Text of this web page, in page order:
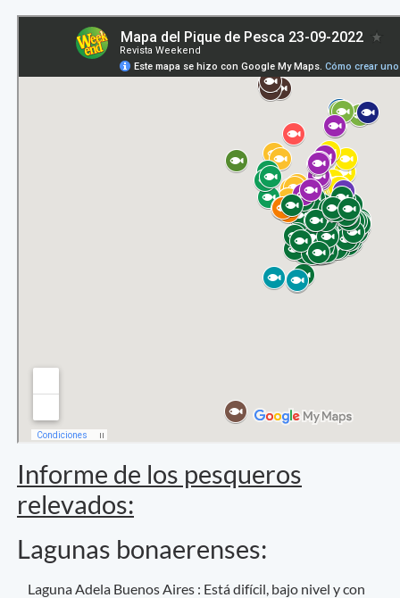
Informe de los pesqueros
relevados:
Lagunas bonaerenses:
Laguna Adela Buenos Aires : Está difícil, bajo nivel y con